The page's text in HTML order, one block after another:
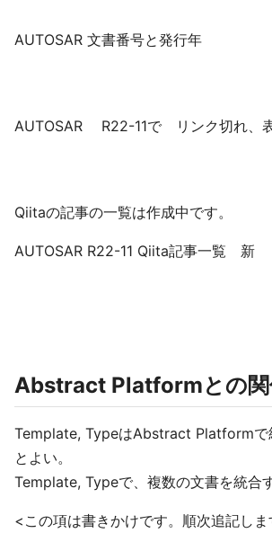
AUTOSAR 文書番号と発行年
AUTOSAR R22-11で リンク切れ、
Qiitaの記事の一覧は作成中です。
AUTOSAR R22-11 Qiita記事一覧 新
Abstract Platformとの
Template, TypeはAbstract Platformで
とよい。
Template, Typeで、複数の文書を統合
<この項は書きかけです。順次追記しま